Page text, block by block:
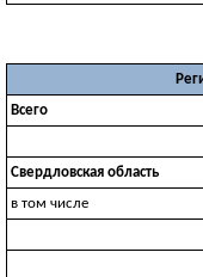
Всего
Свердловская область
в том числе